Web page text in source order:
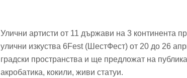
Улични артисти от 11 държави на 3 континента
улични изкуства 6Fest (ШестФест) от 20 до 26
градски пространства и ще предложат на
акробатика, кокили, живи статуи.